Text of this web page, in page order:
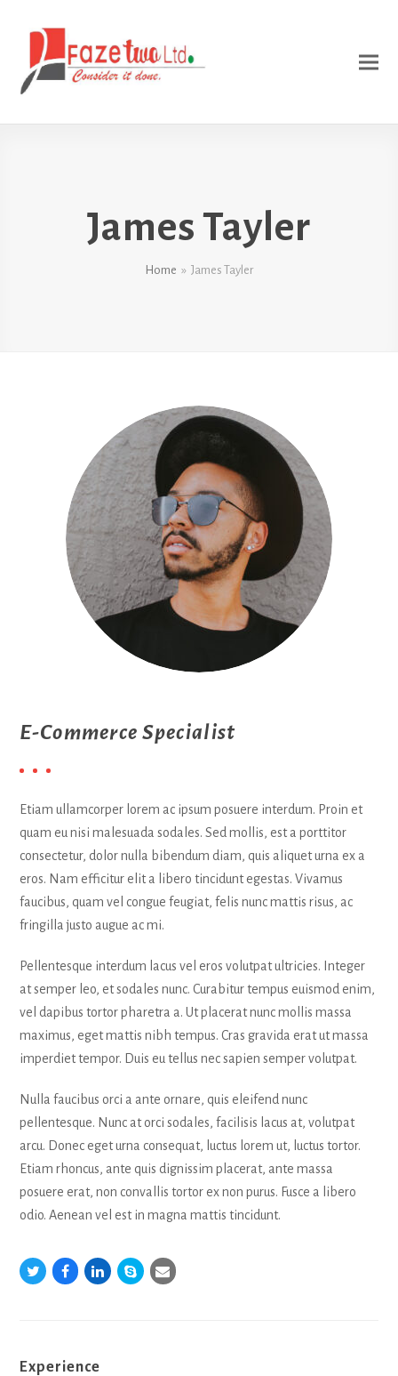
James Tayler
Home » James Tayler
E-Commerce Specialist
Etiam ullamcorper lorem ac ipsum posuere interdum. Proin et
quam eu nisi malesuada sodales. Sed mollis, est a porttitor
consectetur, dolor nulla bibendum diam, quis aliquet urna ex a
eros. Nam efficitur elit a libero tincidunt egestas. Vivamus
faucibus, quam vel congue feugiat, felis nunc mattis risus, ac
fringilla justo augue ac mi.
Pellentesque interdum lacus vel eros volutpat ultricies. Integer
at semper leo, et sodales nunc. Curabitur tempus euismod enim,
vel dapibus tortor pharetra a. Ut placerat nunc mollis massa
maximus, eget mattis nibh tempus. Cras gravida erat ut massa
imperdiet tempor. Duis eu tellus nec sapien semper volutpat.
Nulla faucibus orci a ante ornare, quis eleifend nunc
pellentesque. Nunc at orci sodales, facilisis lacus at, volutpat
arcu. Donec eget urna consequat, luctus lorem ut, luctus tortor.
Etiam rhoncus, ante quis dignissim placerat, ante massa
posuere erat, non convallis tortor ex non purus. Fusce a libero
odio. Aenean vel est in magna mattis tincidunt.
TwitterFacebookLinkedinSkypeEmail
Experience